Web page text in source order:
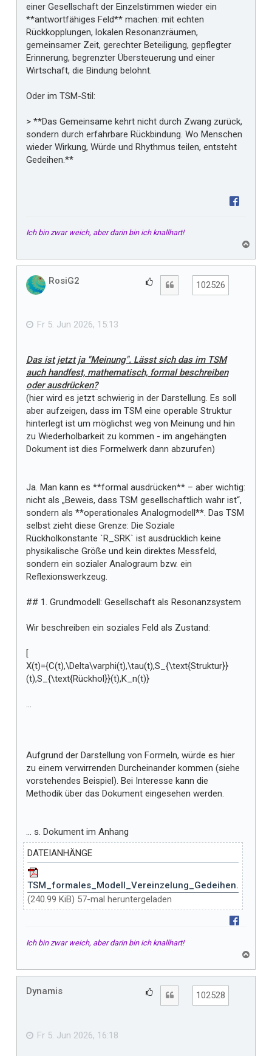
einer Gesellschaft der Einzelstimmen wieder ein
**antwortfähiges Feld** machen: mit echten
Rückkopplungen, lokalen Resonanzräumen,
gemeinsamer Zeit, gerechter Beteiligung, gepflegter
Erinnerung, begrenzter Übersteuerung und einer
Wirtschaft, die Bindung belohnt.
Oder im TSM-Stil:
> **Das Gemeinsame kehrt nicht durch Zwang zurück,
sondern durch erfahrbare Rückbindung. Wo Menschen
wieder Wirkung, Würde und Rhythmus teilen, entsteht
Gedeihen.**
Ich bin zwar weich, aber darin bin ich knallhart!
c
RosiG2
t
m
r
102526
Fr 5. Jun 2026, 15:13
Das ist jetzt ja "Meinung". Lässt sich das im TSM
auch handfest, mathematisch, formal beschreiben
oder ausdrücken?
(hier wird es jetzt schwierig in der Darstellung. Es soll
aber aufzeigen, dass im TSM eine operable Struktur
hinterlegt ist um möglichst weg von Meinung und hin
zu Wiederholbarkeit zu kommen - im angehängten
Dokument ist dies Formelwerk dann abzurufen)
Ja. Man kann es **formal ausdrücken** – aber wichtig:
nicht als „Beweis, dass TSM gesellschaftlich wahr ist“,
sondern als **operationales Analogmodell**. Das TSM
selbst zieht diese Grenze: Die Soziale
Rückholkonstante `R_SRK` ist ausdrücklich keine
physikalische Größe und kein direktes Messfeld,
sondern ein sozialer Analograum bzw. ein
Reflexionswerkzeug.
## 1. Grundmodell: Gesellschaft als Resonanzsystem
Wir beschreiben ein soziales Feld als Zustand:
[
X(t)={C(t),\Delta\varphi(t),\tau(t),S_{\text{Struktur}}
(t),S_{\text{Rückhol}}(t),K_n(t)}
...
Aufgrund der Darstellung von Formeln, würde es hier
zu einem verwirrenden Durcheinander kommen (siehe
vorstehendes Beispiel). Bei Interesse kann die
Methodik über das Dokument eingesehen werden.
... s. Dokument im Anhang
DATEIANHÄNGE
TSM_formales_Modell_Vereinzelung_Gedeihen.pdf
(240.99 KiB) 57-mal heruntergeladen
Ich bin zwar weich, aber darin bin ich knallhart!
c
Dynamis 102528
Fr 5. Jun 2026, 16:18